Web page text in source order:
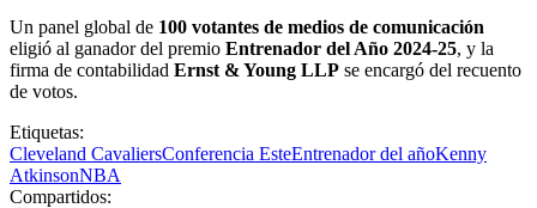
Un panel global de 100 votantes de medios de comunicación
eligió al ganador del premio Entrenador del Año 2024-25, y la
firma de contabilidad Ernst & Young LLP se encargó del recuento
de votos.
Etiquetas:
Cleveland CavaliersConferencia EsteEntrenador del añoKenny
AtkinsonNBA
Compartidos: